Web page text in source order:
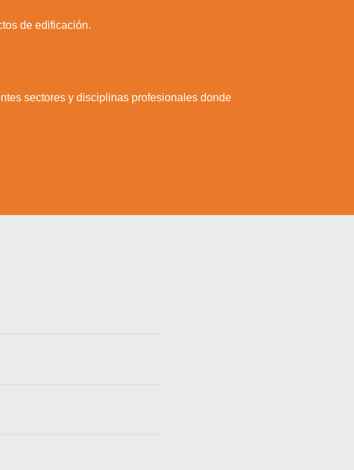
de edificación.
sectores y disciplinas profesionales donde